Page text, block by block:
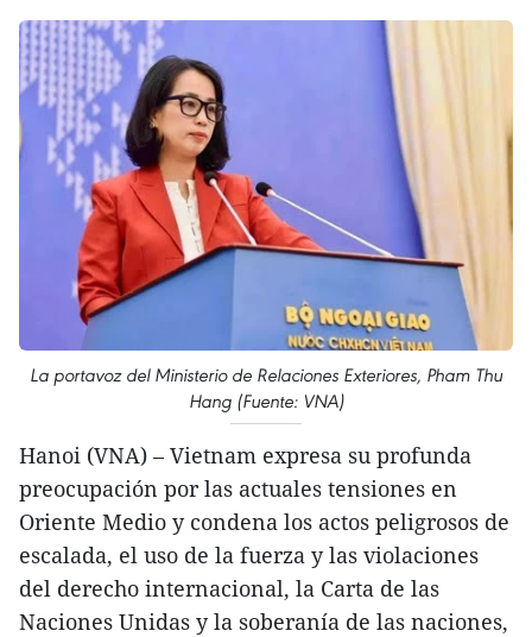
La portavoz del Ministerio de Relaciones Exteriores, Pham Thu
Hang (Fuente: VNA)
Hanoi (VNA) – Vietnam expresa su profunda
preocupación por las actuales tensiones en
Oriente Medio y condena los actos peligrosos de
escalada, el uso de la fuerza y las violaciones
del derecho internacional, la Carta de las
Naciones Unidas y la soberanía de las naciones,